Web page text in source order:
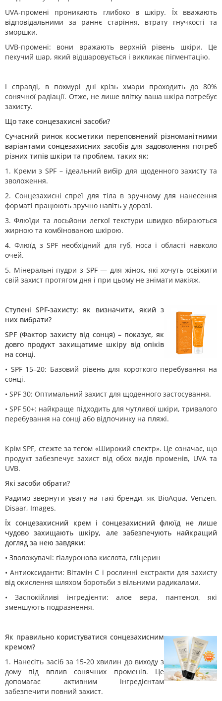
UVA-промені проникають глибоко в шкіру. Їх вважають
відповідальними за раннє старіння, втрату гнучкості та
зморшки.
UVB-промені: вони вражають верхній рівень шкіри. Це
пекучий шар, який відшаровується і викликає пігментацію.
І справді, в похмурі дні крізь хмари проходить до 80%
сонячної радіації. Отже, не лише влітку ваша шкіра потребує
захисту.
Що таке сонцезахисні засоби?
Сучасний ринок косметики переповнений різноманітними
варіантами сонцезахисних засобів для задоволення потреб
різних типів шкіри та проблем, таких як:
1. Креми з SPF – ідеальний вибір для щоденного захисту та
зволоження.
2. Сонцезахисні спреї для тіла в зручному для нанесення
форматі працюють зручно навіть у дорозі.
3. Флюїди та лосьйони легкої текстури швидко вбираються
жирною та комбінованою шкірою.
4. Флюїд з SPF необхідний для губ, носа і області навколо
очей.
5. Мінеральні пудри з SPF — для жінок, які хочуть освіжити
свій захист протягом дня і при цьому не знімати макіяж.
Ступені SPF-захисту: як визначити, який з
них вибрати?
SPF (Фактор захисту від сонця) – показує, як
довго продукт захищатиме шкіру від опіків
на сонці.
• SPF 15–20: Базовий рівень для короткого перебування на
сонці.
• SPF 30: Оптимальний захист для щоденного застосування.
• SPF 50+: найкраще підходить для чутливої шкіри, тривалого
перебування на сонці або відпочинку на пляжі.
Крім SPF, стежте за тегом «Широкий спектр». Це означає, що
продукт забезпечує захист від обох видів променів, UVA та
UVB.
Які засоби обрати?
Радимо звернути увагу на такі бренди, як BioAqua, Venzen,
Disaar, Images.
Їх сонцезахисний крем і сонцезахисний флюїд не лише
чудово захищають шкіру, але забезпечують найкращий
догляд за нею завдяки:
• Зволожувачі: гіалуронова кислота, гліцерин
• Антиоксиданти: Вітамін С і рослинні екстракти для захисту
від окислення шляхом боротьби з вільними радикалами.
• Заспокійливі інгредієнти: алое вера, пантенол, які
зменшують подразнення.
Як правильно користуватися сонцезахисним
кремом?
1. Нанесіть засіб за 15-20 хвилин до виходу з
дому під вплив сонячних променів. Це
допомагає активним інгредієнтам
забезпечити повний захист.